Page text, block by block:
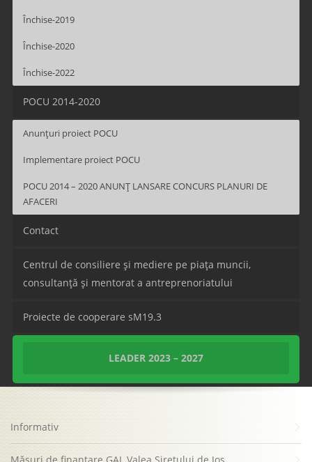
Închise-2019
Închise-2020
Închise-2022
POCU 2014-2020
Anunțuri proiect POCU
Implementare proiect POCU
POCU 2014 – 2020 ANUNȚ LANSARE CONCURS PLANURI DE
AFACERI
Contact
Centrul de consiliere și mediere pe piața muncii,
consultanță și mentorat a antreprenoriatului
Proiecte de cooperare sM19.3
LEADER 2023 – 2027
Informativ
Consultative